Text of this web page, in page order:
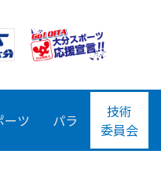
ーツ パラ
技術
委員会